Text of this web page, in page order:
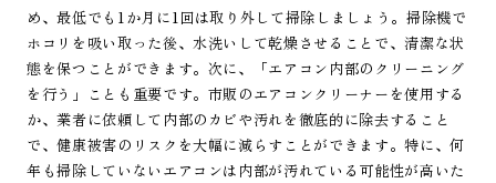
め、最低でも1か月に1回は取り外して掃除しましょう。掃除機で
ホコリを吸い取った後、水洗いして乾燥させることで、清潔な状
態を保つことができます。次に、「エアコン内部のクリーニング
を行う」ことも重要です。市販のエアコンクリーナーを使用する
か、業者に依頼して内部のカビや汚れを徹底的に除去すること
で、健康被害のリスクを大幅に減らすことができます。特に、何
年も掃除していないエアコンは内部が汚れている可能性が高いた